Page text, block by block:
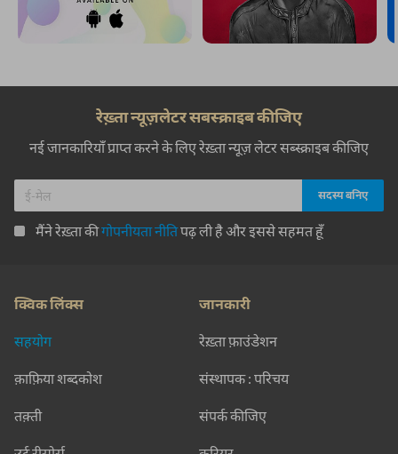
रेख़्ता न्यूज़लेटर सबस्क्राइब कीजिए
नई जानकारियाँ प्राप्त करने के लिए रेख़्ता न्यूज़ लेटर सब्स्क्राइब कीजिए
मैंने रेख़्ता कीगोपनीयता नीतिपढ़ ली है और इससे सहमत हूँ
क्विक लिंक्स
सहयोग
क़ाफ़िया शब्दकोश
तक़्ती
जानकारी
रेख़्ता फ़ाउंडेशन
संस्थापक : परिचय
संपर्क कीजिए